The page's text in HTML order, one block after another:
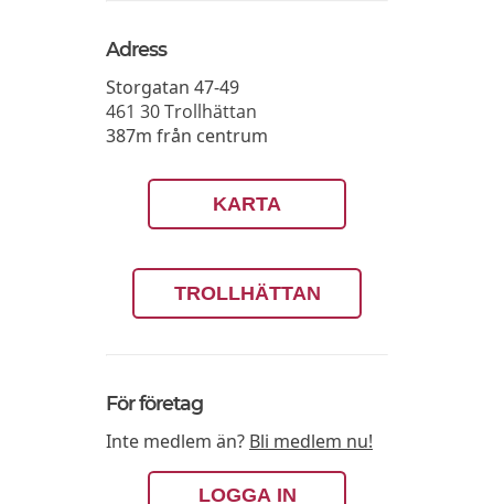
Adress
Storgatan 47-49
461 30Trollhättan
387m från centrum
KARTA
TROLLHÄTTAN
För företag
Inte medlem än? Bli medlem nu!
LOGGA IN